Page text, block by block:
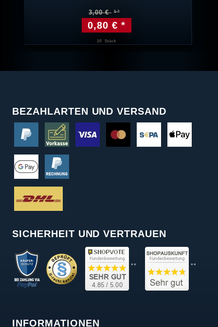
3,00 €
0,80 € *
10 Stück
BEZAHLARTEN UND VERSAND
SICHERHEIT UND VERTRAUEN
** **
INFORMATIONEN